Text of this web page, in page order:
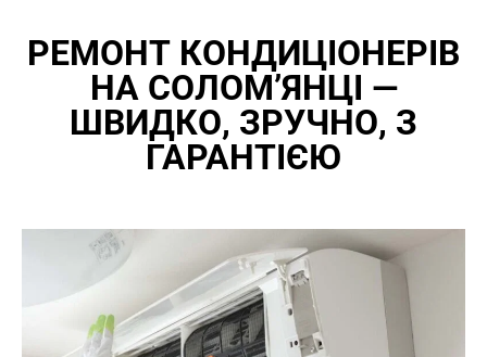
РЕМОНТ КОНДИЦІОНЕРІВ
НА СОЛОМ’ЯНЦІ —
ШВИДКО, ЗРУЧНО, З
ГАРАНТІЄЮ